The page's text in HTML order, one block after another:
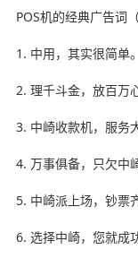
POS机的经典广告词
1. 中用，其实很简单。
2. 理千斗金，放百万心
3. 中崎收款机，服务
4. 万事俱备，只欠中
5. 中崎派上场，钞票
6. 选择中崎，您就成